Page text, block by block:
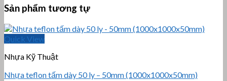
Sản phẩm tương tự
Quick View
Nhựa Kỹ Thuật
Nhựa teflon tấm dày 50 ly – 50mm (1000x1000x50mm)